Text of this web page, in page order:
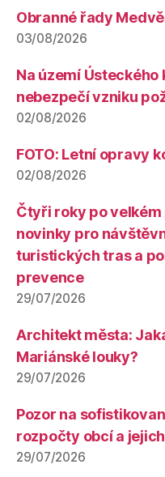
Obranné řady
03/08/2026
Na území
nebezpečí vzniku
02/08/2026
FOTO: Letní opravy
02/08/2026
Čtyři roky po velkém
novinky pro
turistických tras a
prevence
29/07/2026
Architekt města:
Mariánské louky?
29/07/2026
Pozor na
rozpočty obcí a
29/07/2026